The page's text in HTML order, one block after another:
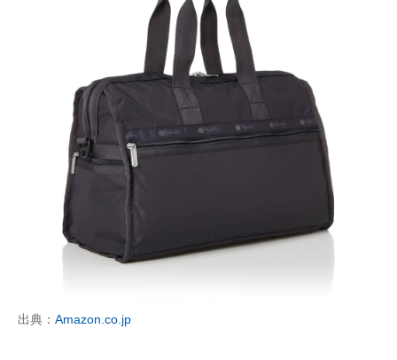
出典： Amazon.co.jp